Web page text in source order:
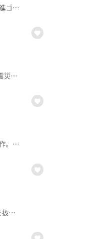
雨の日はもちろん、農業や漁業、食品工場などで重宝されているのが仙台市に本社を置く弘進ゴムが製造する長靴です。1日3500足を製造し、国内シェアはトップ。何がユーザーの人気を支えているのか？その秘密を探りました。【放送日：2026年6月29日】【放送局：東日本放送】
笹かまぼこの原型と言われる”手のひら蒲鉾(かまぼこ)”を生み出した名取の老舗・佐々直。震災を経て地元の思いと伝統を守りつつ進める新戦略とは？若年層をターゲットにしたアイデアが身を結んだ、歴史ある企業に潜入しました！【放送日：2026年6月22日】【放送局：東日本放送】
モットーは地域密着！昔ながらの職人の手仕事で、農業用の倉庫からクマ捕獲用のわなも製作。大崎市古川の鉄工所に潜入しました。【放送日：2026年6月15日】【放送局：東日本放送】
衣替えシーズンに、まもなく訪れる梅雨…6月のクリーニング工場は、月6万5000点の衣類を扱う繁忙期！その忙しさの中でも、朝出すと夕方には完成する即日仕上げはお客さんから定評があります。なぜそのスピードで提供できるのか、潜入調査しました。【放送日：2026年6月8日】【放送局：東日本放送】